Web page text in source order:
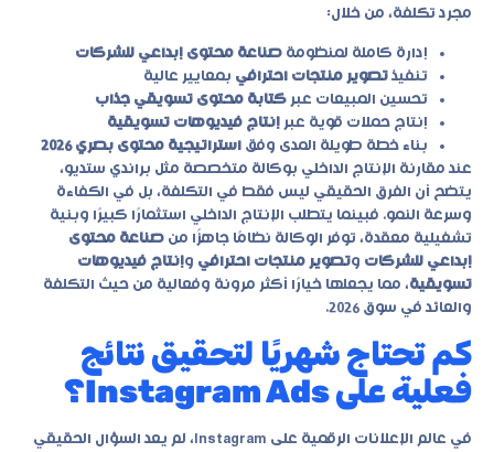
مجرد تكلفة، من خلال:
إدارة كاملة لمنظومة صناعة محتوى إبداعي للشركات
تنفيذ تصوير منتجات احترافي بمعايير عالية
تحسين المبيعات عبر كتابة محتوى تسويقي جذاب
إنتاج حملات قوية عبر إنتاج فيديوهات تسويقية
بناء خطة طويلة المدى وفق استراتيجية محتوى بصري 2026
عند مقارنة الإنتاج الداخلي بوكالة متخصصة مثل براندي ستديو،
يتضح أن الفرق الحقيقي ليس فقط في التكلفة، بل في الكفاءة
وسرعة النمو. فبينما يتطلب الإنتاج الداخلي استثمارًا كبيرًا وبنية
تشغيلية معقدة، توفر الوكالة نظامًا جاهزًا من صناعة محتوى
إبداعي للشركات وتصوير منتجات احترافي وإنتاج فيديوهات
تسويقية، مما يجعلها خيارًا أكثر مرونة وفعالية من حيث التكلفة
والعائد في سوق 2026.
كم تحتاج شهريًا لتحقيق نتائج
فعلية على Instagram Ads؟
في عالم الإعلانات الرقمية على Instagram، لم يعد السؤال الحقيقي